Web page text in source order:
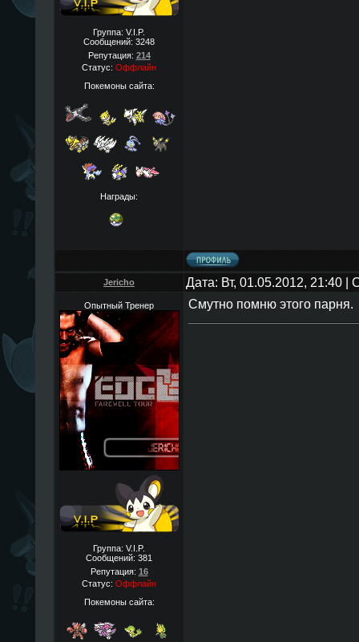
Группа: V.I.P.
Сообщений: 3248
Репутация: 214
Статус: Оффлайн
Покемоны сайта:
Награды:
Jericho Дата: Вт, 01.05.2012, 21:40
Опытный Тренер
Группа: V.I.P.
Сообщений: 381
Репутация: 16
Статус: Оффлайн
Покемоны сайта:
Смутно помню этого парня.